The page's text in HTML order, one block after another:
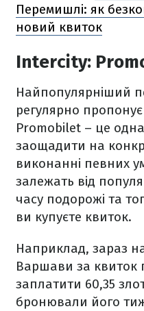
Перемишлі: як
новий квиток
Intercity:
Найпопулярніший
регулярно
Promobilet – це
заощадити на
виконанні певних
залежать від
часу подорожі та
ви купуєте квиток.
Наприклад, зараз
Варшави за квиток
заплатити 60,35
бронювали його